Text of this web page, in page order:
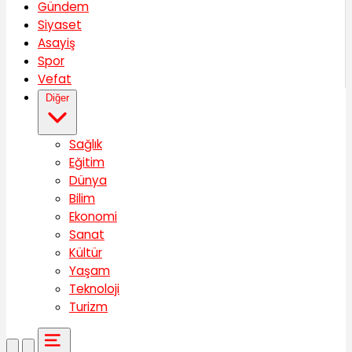
Gündem
Siyaset
Asayiş
Spor
Vefat
Diğer
Sağlık
Eğitim
Dünya
Bilim
Ekonomi
Sanat
Kültür
Yaşam
Teknoloji
Turizm